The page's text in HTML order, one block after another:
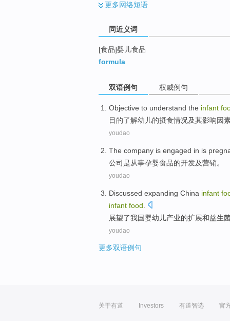
更多网络短语
同近义词
[食品]婴儿食品
formula
双语例句 权威例句
Objective to understand the infant
目的了解幼儿的摄食情况及其影响因
youdao
The company is engaged in is
公司是从事孕婴食品的开发及营销。
youdao
Discussed expanding China infant
infant food
展望了我国婴幼儿产业的扩展和益生
youdao
更多双语例句
关于有道 Investors 有道智选 官